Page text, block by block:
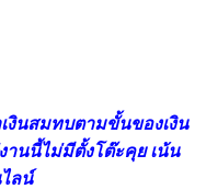
เงินสมทบตามขั้นของเงิน
านนี้ไม่มีตั้งโต๊ะคุย เน้น
ลน์